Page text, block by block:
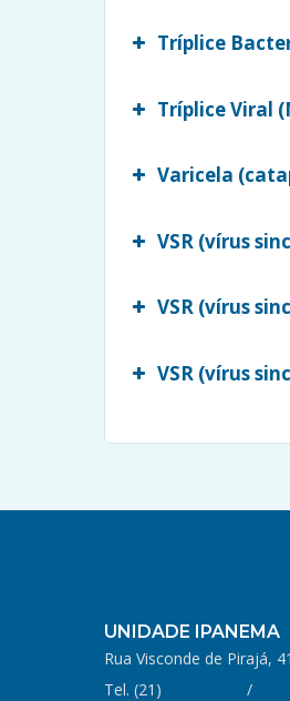
Tríplice
Tríplice Viral
Varicela
VSR (vírus
VSR (vírus
VSR (vírus
UNIDADE IPANEMA
Rua Visconde de Pirajá,
Tel. (21)
/